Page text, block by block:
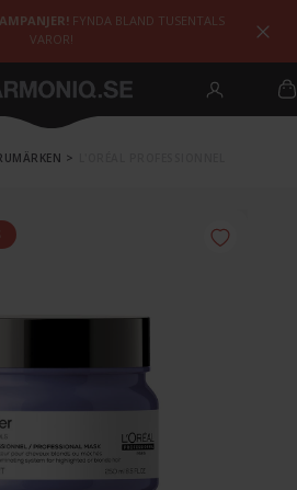
FYNDA BLAND TUSENTALS
VAROR!
>